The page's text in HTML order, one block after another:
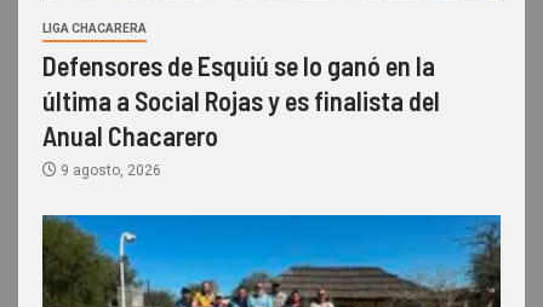
LIGA CHACARERA
Defensores de Esquiú se lo ganó en la
última a Social Rojas y es finalista del
Anual Chacarero
9 agosto, 2026